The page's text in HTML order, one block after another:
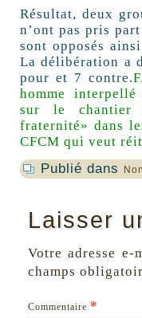
Résultat, deux
n’ont pas pris
sont opposés
La délibération a
pour et 7 contre.
homme
sur le chantier
fraternité» dans
CFCM qui veut
Publié dans
Laisser
Votre adresse e-
champs
Commentaire *